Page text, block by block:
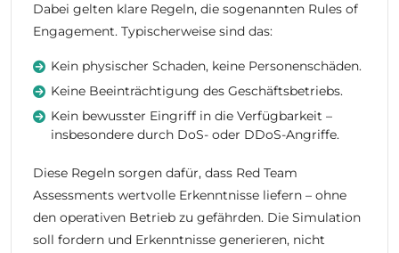
Dabei gelten klare Regeln, die sogenannten Rules of
Engagement. Typischerweise sind das:
Kein physischer Schaden, keine Personenschäden.
Keine Beeinträchtigung des Geschäftsbetriebs.
Kein bewusster Eingriff in die Verfügbarkeit –
insbesondere durch DoS- oder DDoS-Angriffe.
Diese Regeln sorgen dafür, dass Red Team
Assessments wertvolle Erkenntnisse liefern – ohne
den operativen Betrieb zu gefährden. Die Simulation
soll fordern und Erkenntnisse generieren, nicht